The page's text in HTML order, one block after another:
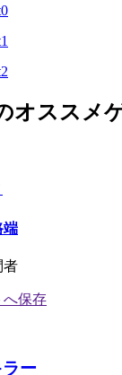
オススメ
端
者
ー